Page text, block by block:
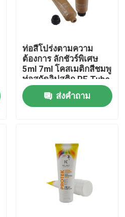
ท่อสีโปร่งตามความ
ต้องการ ลักชัวร์พิเศษ
5ml 7ml โคสเมติกสีชมพู
ท่อสกัดลิปสติก PE Tube
With Logo
ส่งคำถาม